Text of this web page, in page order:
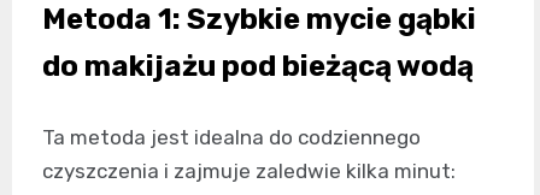
Metoda 1: Szybkie mycie gąbki
do makijażu pod bieżącą wodą
Ta metoda jest idealna do codziennego
czyszczenia i zajmuje zaledwie kilka minut: